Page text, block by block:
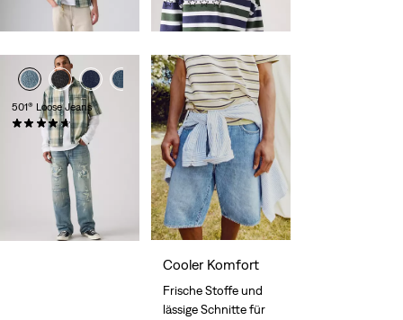
64,95 € (0)
74,95 €
+1
501® Loose Jeans
(93)
149,95 €
Cooler Komfort
Frische Stoffe und
lässige Schnitte für